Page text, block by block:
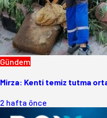
Gündem
Mirza: Kenti temiz tutma
2 hafta önce